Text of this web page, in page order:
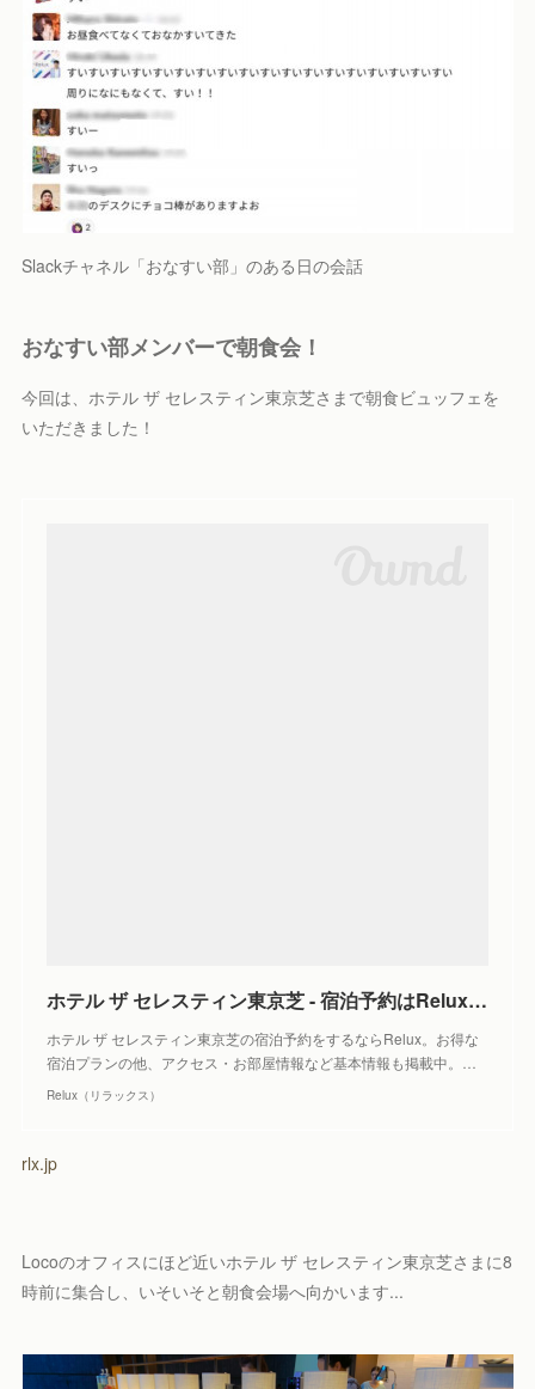
Slackチャネル「おなすい部」のある日の会話
おなすい部メンバーで朝食会！
今回は、ホテル ザ セレスティン東京芝さまで朝食ビュッフェを
いただきました！
ホテル ザ セレスティン東京芝 - 宿泊予約はRelux（リラックス）
ホテル ザ セレスティン東京芝の宿泊予約をするならRelux。お得な
宿泊プランの他、アクセス・お部屋情報など基本情報も掲載中。…
Relux（リラックス）
rlx.jp
Locoのオフィスにほど近いホテル ザ セレスティン東京芝さまに8
時前に集合し、いそいそと朝食会場へ向かいます...